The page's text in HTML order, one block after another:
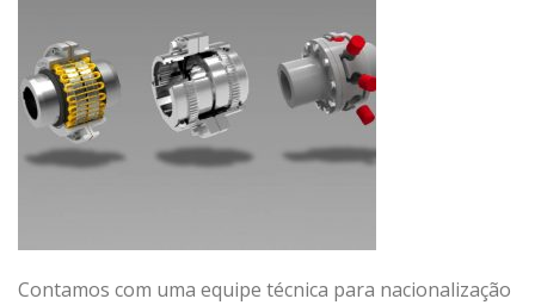
Contamos com uma equipe técnica para nacionalização